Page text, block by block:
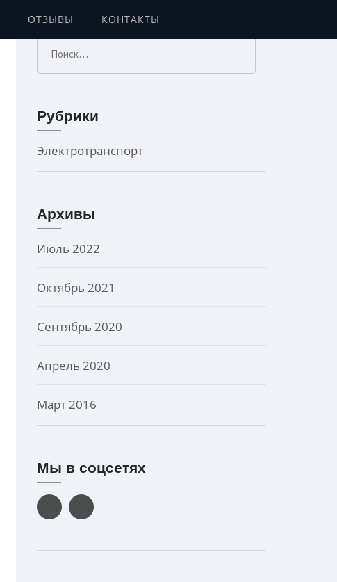
ОТЗЫВЫ КОНТАКТЫ
Найти:
Рубрики
Электротранспорт
Архивы
Июль 2022
Октябрь 2021
Сентябрь 2020
Апрель 2020
Март 2016
Мы в соцсетях